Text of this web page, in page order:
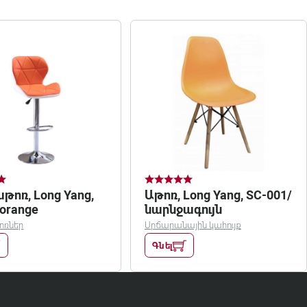
Long Yang,
Աթոռ, Long Yang, SC-001/
նարնջագույն
Սրճարանային կահույք
Գնել